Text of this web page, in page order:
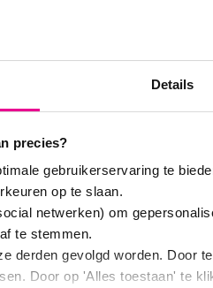
Details
precies?
gebruikerservaring te
op te slaan.
netwerken) om
te stemmen.
derden gevolgd worden. Door
Door op 'Alles toestaan' te